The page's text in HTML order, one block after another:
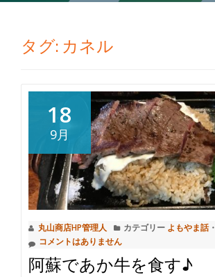
タグ: カネル
18
9月
丸山商店HP管理人 カテゴリー よもやま話・
コメントはありません
阿蘇であか牛を食す♪